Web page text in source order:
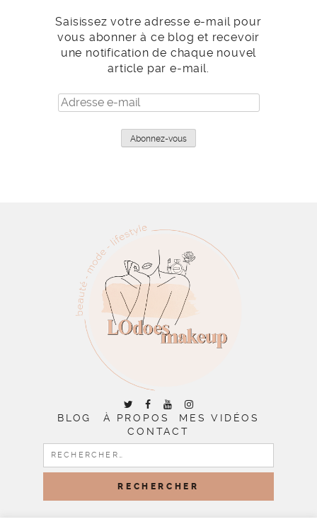
Saisissez votre adresse e-mail pour
vous abonner à ce blog et recevoir
une notification de chaque nouvel
article par e-mail.
Adresse
e-
Abonnez-vous
BLOG À PROPOS
MES VIDÉOS
CONTACT
RECHERCHER :